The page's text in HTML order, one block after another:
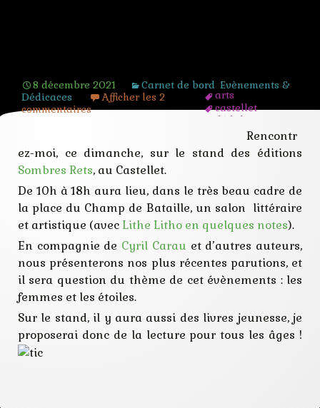
8 décembre 2021 Carnet de bord Evènements &
Dédicaces
arts
castellet
dédidace
étoiles
imaginaire
littérature
médieval
muses
rencontre
Afficher les 2
commentaires
Rencontr
ez-moi, ce dimanche, sur le stand des éditions
Sombres Rets, au Castellet.
De 10h à 18h aura lieu, dans le très beau cadre de
la place du Champ de Bataille, un salon littéraire
et artistique (avecLithe Litho en quelques notes).
En compagnie de Cyril Carau et d’autres auteurs,
nous présenterons nos plus récentes parutions, et
il sera question du thème de cet évènements : les
femmes et les étoiles.
Sur le stand, il y aura aussi des livres jeunesse, je
proposerai donc de la lecture pour tous les âges !